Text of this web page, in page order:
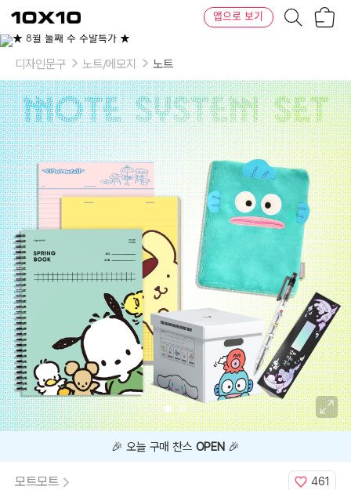
텐
바
텐
앱으로 보기
이
상
션
-
선
택
1:
한
교
동,
시
나
모
롤
디자인문구 노트/메모지 노트
지금10%할인 중 🔥
모트모트 461